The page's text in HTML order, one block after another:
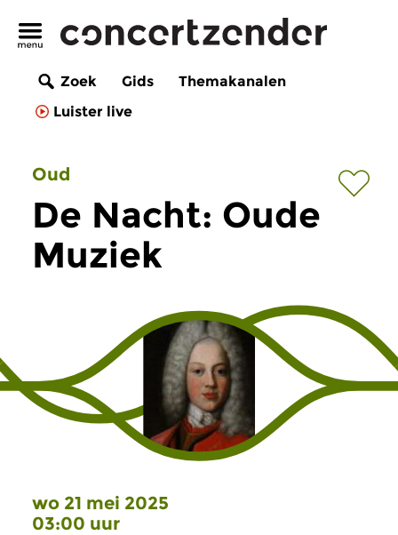
Zoek Gids
Themakanalen
Luister live
Oud
De Nacht: Oude
Muziek
wo 21 mei 2025
03:00 uur